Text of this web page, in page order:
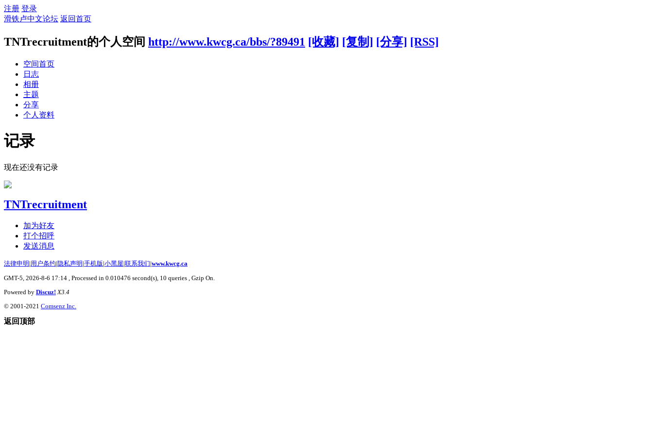
注册 登录
滑铁卢中文论坛 返回首页
TNTrecruitment的个人空间 http://www.kwcg.ca/bbs/?89491 [收藏] [复制] [分享] [RSS]
空间首页
日志
相册
主题
分享
个人资料
记录
现在还没有记录
TNTrecruitment
加为好友
打个招呼
发送消息
法律申明|用户条约|隐私声明|手机版|小黑屋|联系我们|www.kwcg.ca
GMT-5, 2026-8-6 17:14 , Processed in 0.010476 second(s), 10 queries , Gzip On.
Powered by Discuz! X3.4
© 2001-2021 Comsenz Inc.
返回顶部